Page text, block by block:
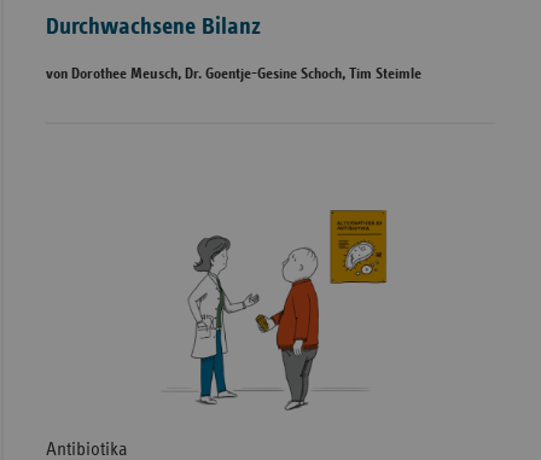
Durchwachsene Bilanz
von Dorothee Meusch, Dr. Goentje-Gesine Schoch, Tim Steimle
Antibiotika